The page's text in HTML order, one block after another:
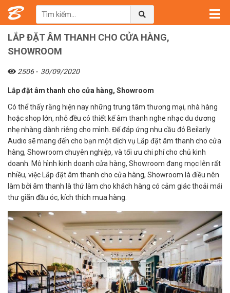
Trang chủ → Tin tức Lắp đặt âm thanh cho cửa hàng, Showroom
LẮP ĐẶT ÂM THANH CHO CỬA HÀNG,
SHOWROOM
2506 - 30/09/2020
Lắp đặt âm thanh cho cửa hàng, Showroom
Có thể thấy rằng hiện nay những trung tâm thương mại, nhà hàng
hoặc shop lớn, nhỏ đều có thiết kế âm thanh nghe nhạc du dương
nhẹ nhàng dành riêng cho mình. Để đáp ứng nhu cầu đó Beilarly
Audio sẽ mang đến cho bạn một dịch vụ Lắp đặt âm thanh cho cửa
hàng, Showroom chuyên nghiệp, và tối ưu chi phí cho chủ kinh
doanh. Mô hình kinh doanh cửa hàng, Showroom đang mọc lên rất
nhiều, việc Lắp đặt âm thanh cho cửa hàng, Showroom là điều nên
làm bởi âm thanh là thứ làm cho khách hàng có cảm giác thoải mái
thư giãn đầu óc, kích thích mua hàng.